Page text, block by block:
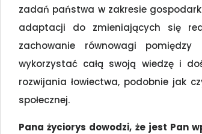
zadań państwa w zakresie
adaptacji do zmieniających się
zachowanie równowagi pomiędzy
wykorzystać całą swoją wiedzę i
rozwijania łowiectwa, podobnie jak
społecznej.
Pana życiorys dowodzi, że jest Pan